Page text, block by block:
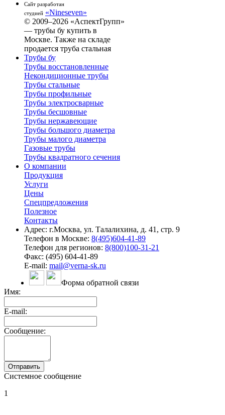
Сайт разработан
студией «Nineseven»
© 2009–2026 «АспектГрупп»
— трубы бу купить в
Москве. Также на складе
продается труба стальная
Трубы бу
Трубы восстановленные
Некондиционные трубы
Трубы стальные
Трубы профильные
Трубы электросварные
Трубы бесшовные
Трубы нержавеющие
Трубы большого диаметра
Трубы малого диаметра
Газовые трубы
Трубы квадратного сечения
О компании
Продукция
Услуги
Цены
Спецпредложения
Полезное
Контакты
Адрес: г.Москва, ул. Талалихина, д. 41, стр. 9
Телефон в Москве: 8(495)604-41-89
Телефон для регионов: 8(800)100-31-21
Факс: (495) 604-41-89
E-mail: mail@verna-sk.ru
Форма обратной связи
Имя:
E-mail:
Сообщение:
Системное сообщение
1